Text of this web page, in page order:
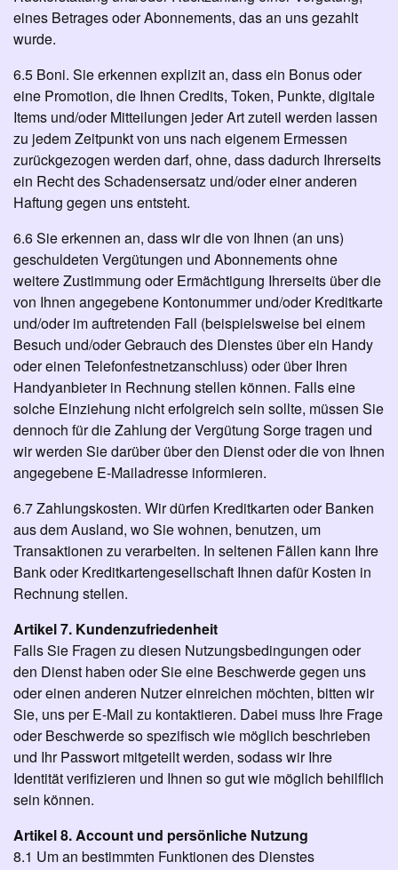
eines Betrages oder Abonnements, das an uns gezahlt
wurde.
6.5 Boni. Sie erkennen explizit an, dass ein Bonus oder
eine Promotion, die Ihnen Credits, Token, Punkte, digitale
Items und/oder Mitteilungen jeder Art zuteil werden lassen
zu jedem Zeitpunkt von uns nach eigenem Ermessen
zurückgezogen werden darf, ohne, dass dadurch Ihrerseits
ein Recht des Schadensersatz und/oder einer anderen
Haftung gegen uns entsteht.
6.6 Sie erkennen an, dass wir die von Ihnen (an uns)
geschuldeten Vergütungen und Abonnements ohne
weitere Zustimmung oder Ermächtigung Ihrerseits über die
von Ihnen angegebene Kontonummer und/oder Kreditkarte
und/oder im auftretenden Fall (beispielsweise bei einem
Besuch und/oder Gebrauch des Dienstes über ein Handy
oder einen Telefonfestnetzanschluss) oder über Ihren
Handyanbieter in Rechnung stellen können. Falls eine
solche Einziehung nicht erfolgreich sein sollte, müssen Sie
dennoch für die Zahlung der Vergütung Sorge tragen und
wir werden Sie darüber über den Dienst oder die von Ihnen
angegebene E-Mailadresse informieren.
6.7 Zahlungskosten. Wir dürfen Kreditkarten oder Banken
aus dem Ausland, wo Sie wohnen, benutzen, um
Transaktionen zu verarbeiten. In seltenen Fällen kann Ihre
Bank oder Kreditkartengesellschaft Ihnen dafür Kosten in
Rechnung stellen.
Artikel 7. Kundenzufriedenheit
Falls Sie Fragen zu diesen Nutzungsbedingungen oder
den Dienst haben oder Sie eine Beschwerde gegen uns
oder einen anderen Nutzer einreichen möchten, bitten wir
Sie, uns per E-Mail zu kontaktieren. Dabei muss Ihre Frage
oder Beschwerde so spezifisch wie möglich beschrieben
und Ihr Passwort mitgeteilt werden, sodass wir Ihre
Identität verifizieren und Ihnen so gut wie möglich behilflich
sein können.
Artikel 8. Account und persönliche Nutzung
8.1 Um an bestimmten Funktionen des Dienstes